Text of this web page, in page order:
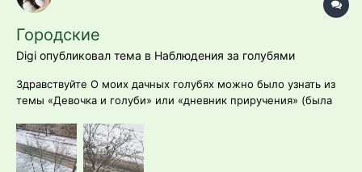
Городские
Digi опубликовал тема в Наблюдения за голубями
Здравствуйте О моих дачных голубях можно было узнать из
темы «Девочка и голуби» или «дневник приручения» (была
закончила свою историю крайне неприятным образом на 37
странице жизни. Хотелось бы немного посмотреть на тех
птиц, ко...